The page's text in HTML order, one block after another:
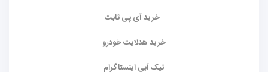
خرید آی پی ثابت
خرید هدلایت خودرو
تیک آبی اینستاگرام